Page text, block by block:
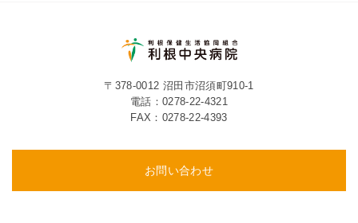
〒378-0012 沼田市沼須町910-1
電話： 0278-22-4321
FAX：0278-22-4393
お問い合わせ